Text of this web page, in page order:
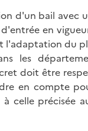
d'un bail avec
en
l'adaptation du
les
doit être
en compte
celle précisée